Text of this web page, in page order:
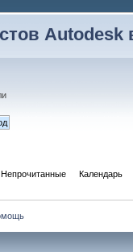
Autodesk
Непрочитанные Календарь